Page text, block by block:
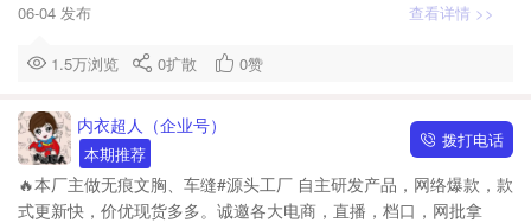
06-04 发布 查看详情 >>
1.5万浏览 0扩散 0赞
内衣超人（企业号）
本期推荐
拨打电话
🔥本厂主做无痕文胸、车缝#源头工厂 自主研发产品，网络爆款，款
式更新快，价优现货多多。诚邀各大电商，直播，档口，网批拿